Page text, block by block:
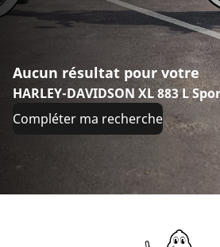
Aucun résultat pour votre
HARLEY-DAVIDSON XL 883 L
Compléter ma recherche